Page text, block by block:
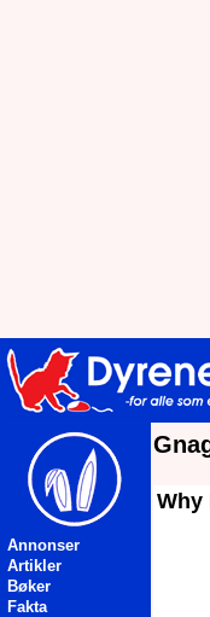
Annonser
Artikler
Bøker
Fakta
Why